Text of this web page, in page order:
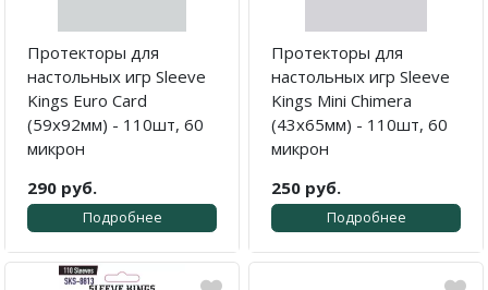
Протекторы для
настольных игр Sleeve
Kings Euro Card
(59x92мм) - 110шт, 60
микрон
290 руб.
Подробнее
Протекторы для
настольных игр Sleeve
Kings Mini Chimera
(43x65мм) - 110шт, 60
микрон
250 руб.
Подробнее